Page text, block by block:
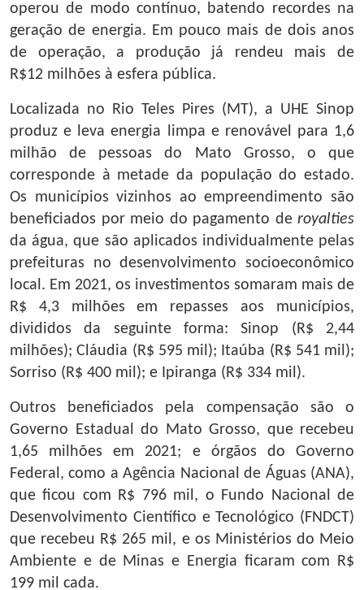
operou de modo contínuo, batendo recordes na
geração de energia. Em pouco mais de dois anos
de operação, a produção já rendeu mais de
R$12 milhões à esfera pública.
Localizada no Rio Teles Pires (MT), a UHE Sinop
produz e leva energia limpa e renovável para 1,6
milhão de pessoas do Mato Grosso, o que
corresponde à metade da população do estado.
Os municípios vizinhos ao empreendimento são
beneficiados por meio do pagamento de royalties
da água, que são aplicados individualmente pelas
prefeituras no desenvolvimento socioeconômico
local. Em 2021, os investimentos somaram mais de
R$ 4,3 milhões em repasses aos municípios,
divididos da seguinte forma: Sinop (R$ 2,44
milhões); Cláudia (R$ 595 mil); Itaúba (R$ 541 mil);
Sorriso (R$ 400 mil); e Ipiranga (R$ 334 mil).
Outros beneficiados pela compensação são o
Governo Estadual do Mato Grosso, que recebeu
1,65 milhões em 2021; e órgãos do Governo
Federal, como a Agência Nacional de Águas (ANA),
que ficou com R$ 796 mil, o Fundo Nacional de
Desenvolvimento Científico e Tecnológico (FNDCT)
que recebeu R$ 265 mil, e os Ministérios do Meio
Ambiente e de Minas e Energia ficaram com R$
199 mil cada.